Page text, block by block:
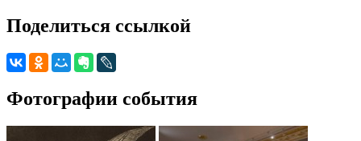
Поделиться ссылкой
Фотографии события